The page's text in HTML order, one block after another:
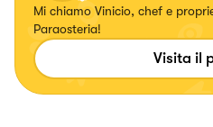
Mi chiamo Vinicio, chef e
Paraosteria!
Visita il